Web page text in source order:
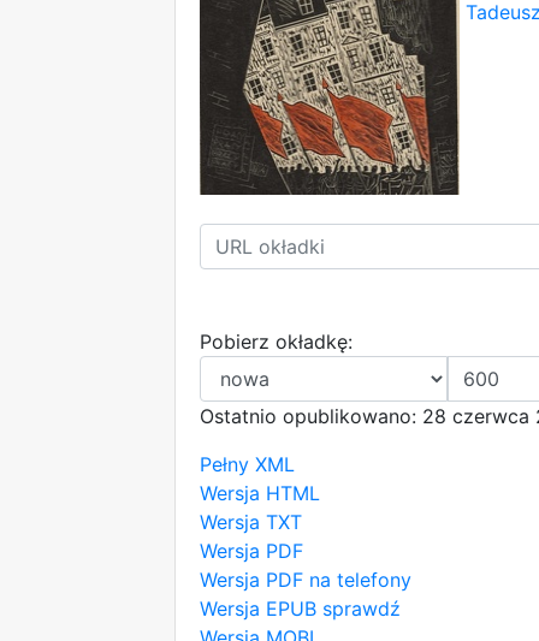
Pobierz okładkę:
Ostatnio opublikowano: 28 czerwca
Pełny XML
Wersja HTML
Wersja TXT
Wersja PDF
Wersja PDF na telefony
Wersja EPUB sprawdź